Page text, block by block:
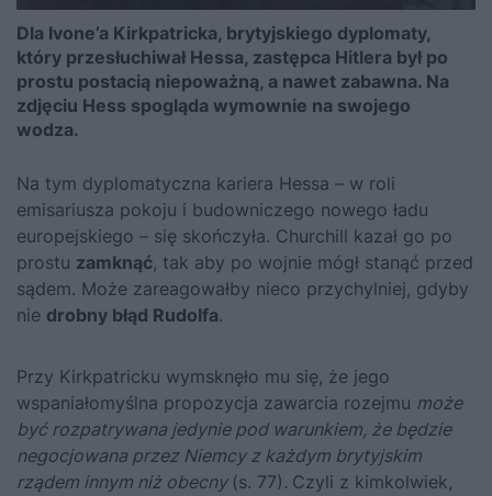
Dla Ivone’a Kirkpatricka, brytyjskiego dyplomaty,
który przesłuchiwał Hessa, zastępca Hitlera był po
prostu postacią niepoważną, a nawet zabawna. Na
zdjęciu Hess spogląda wymownie na swojego
wodza.
Na tym dyplomatyczna kariera Hessa – w roli
emisariusza pokoju i budowniczego nowego ładu
europejskiego – się skończyła. Churchill kazał go po
prostu zamknąć, tak aby po wojnie mógł stanąć przed
sądem. Może zareagowałby nieco przychylniej, gdyby
nie drobny błąd Rudolfa.
Przy Kirkpatricku wymsknęło mu się, że jego
wspaniałomyślna propozycja zawarcia rozejmu może
być rozpatrywana jedynie pod warunkiem, że będzie
negocjowana przez Niemcy z każdym brytyjskim
rządem innym niż obecny (s. 77). Czyli z kimkolwiek,